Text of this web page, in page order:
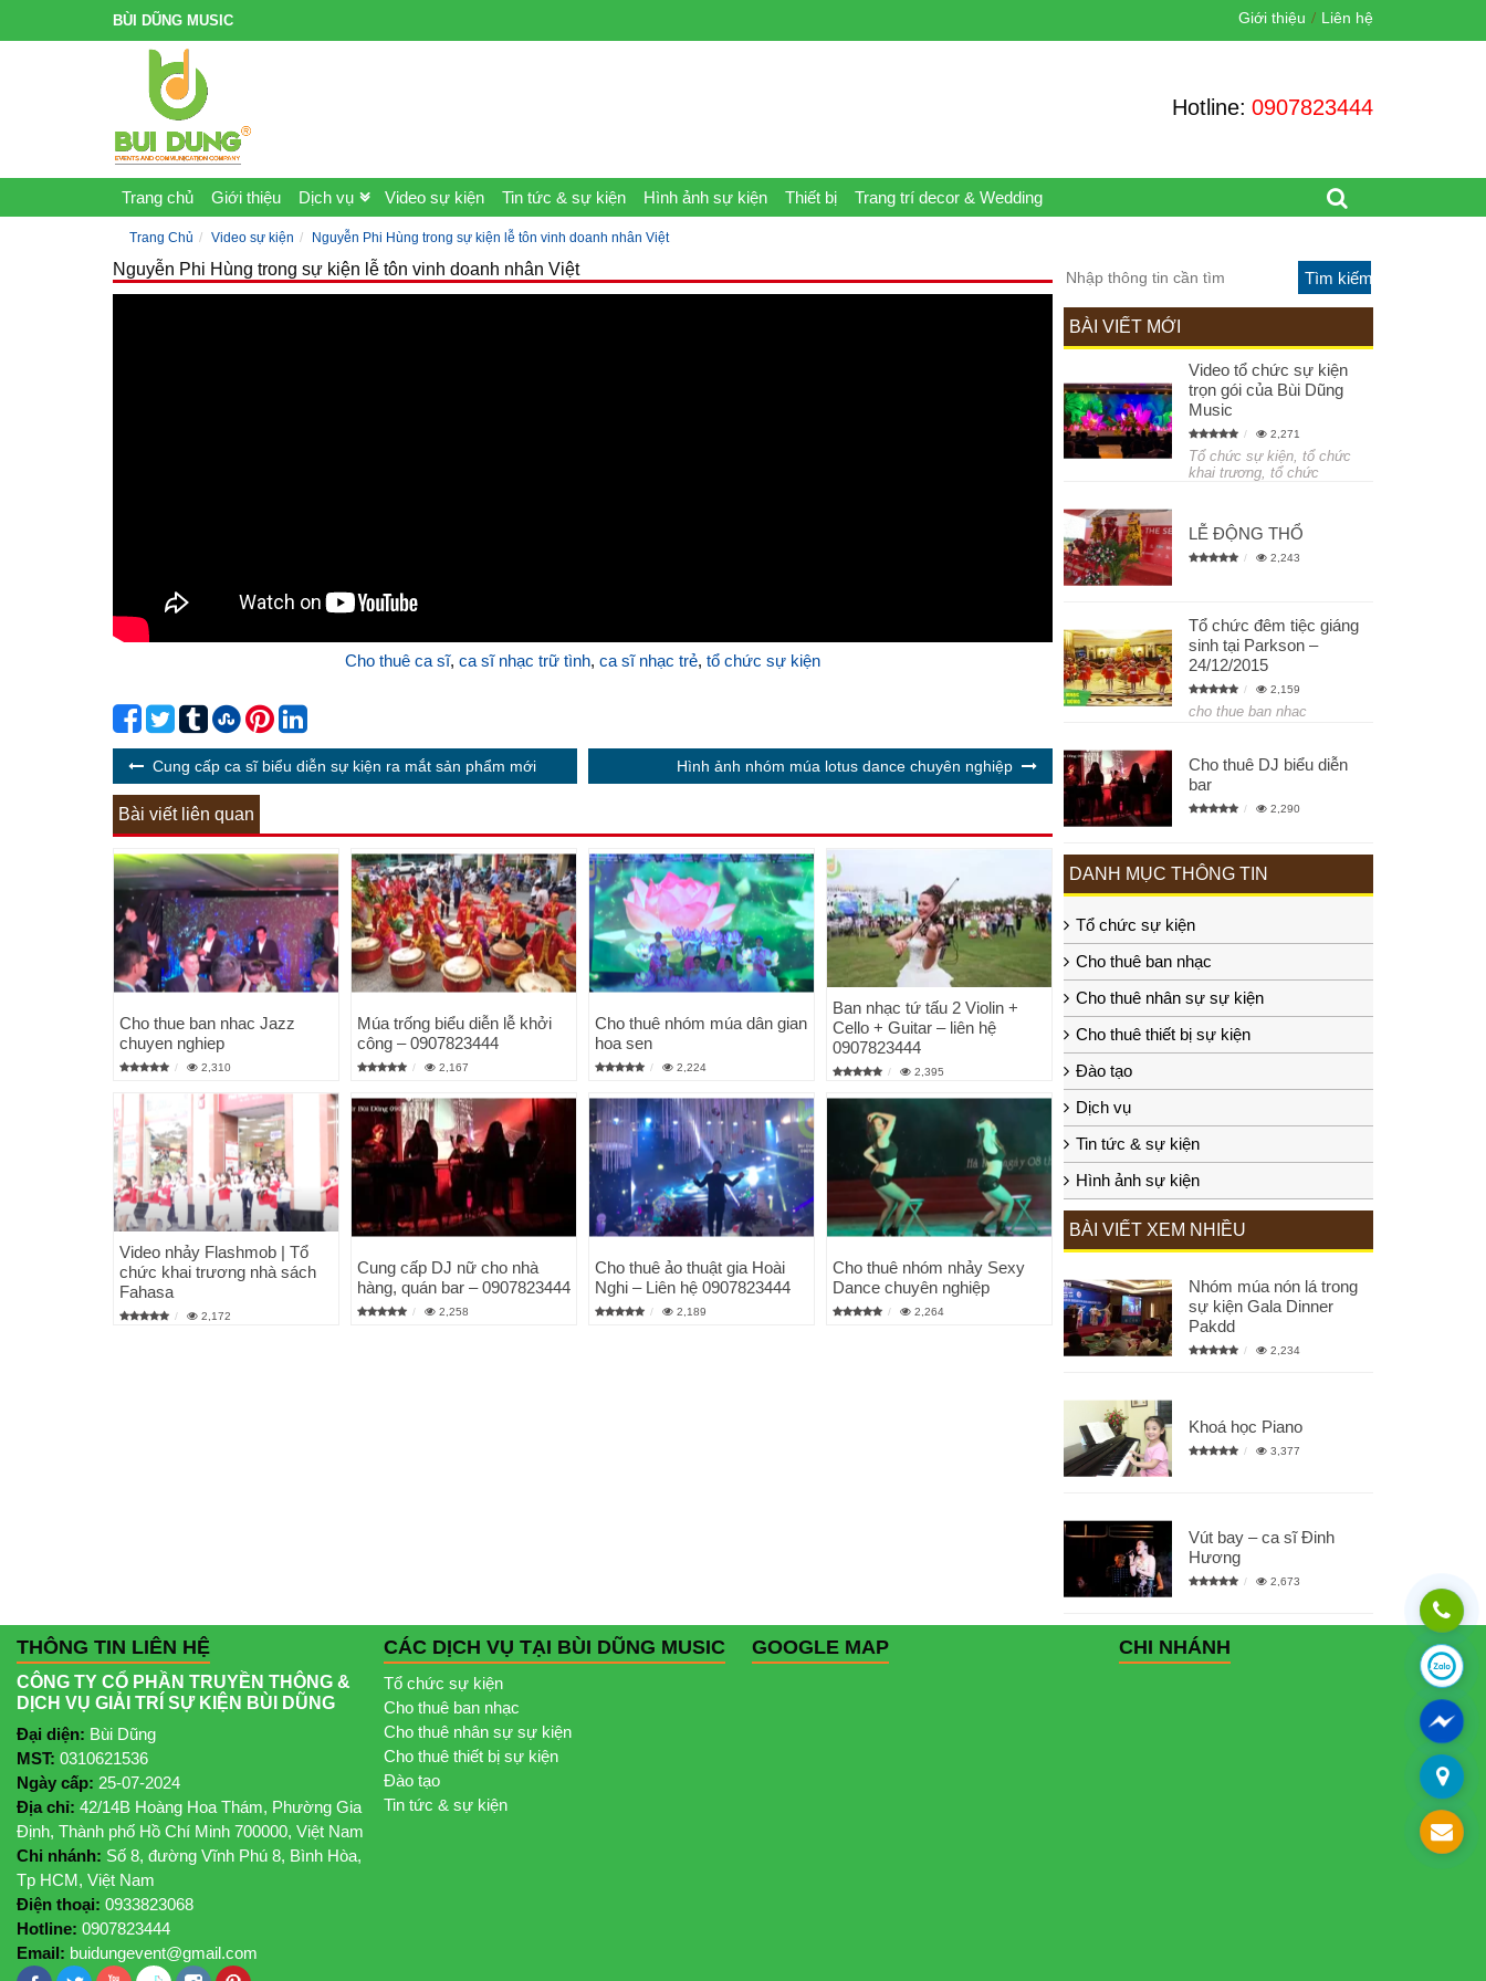
BÙI DŨNG MUSIC Giới thiệu Liên hệ
Hotline: 0907823444
Trang chủ Giới thiệu Dịch vụ Video sự kiện Tin tức & sự kiện Hình ảnh sự kiện Thiết bị Trang trí decor & Wedding
Trang Chủ Video sự kiện Nguyễn Phi Hùng trong sự kiện lễ tôn vinh doanh nhân Việt
Nguyễn Phi Hùng trong sự kiện lễ tôn vinh doanh nhân Việt
Cho thuê ca sĩ, ca sĩ nhạc trữ tình, ca sĩ nhạc trẻ, tổ chức sự kiện
Cung cấp ca sĩ biểu diễn sự kiện ra mắt sản phẩm mới Hình ảnh nhóm múa lotus dance chuyên nghiệp
Bài viết liên quan
Cho thue ban nhac Jazz
chuyen nghiep
2,310
Múa trống biểu diễn lễ khởi
công – 0907823444
2,167
Cho thuê nhóm múa dân gian
hoa sen
2,224
Ban nhạc tứ tấu 2 Violin +
Cello + Guitar – liên hệ
0907823444
2,395
Video nhảy Flashmob | Tổ
chức khai trương nhà sách
Fahasa
2,172
Cung cấp DJ nữ cho nhà
hàng, quán bar – 0907823444
2,258
Cho thuê ảo thuật gia Hoài
Nghi – Liên hệ 0907823444
2,189
Cho thuê nhóm nhảy Sexy
Dance chuyên nghiệp
2,264
BÀI VIẾT MỚI
Video tổ chức sự kiện
trọn gói của Bùi Dũng
Music
2,271
Tổ chức sự kiện, tổ chức
khai trương, tổ chức
LỄ ĐỘNG THỔ
2,243
Tổ chức đêm tiệc giáng
sinh tại Parkson –
24/12/2015
2,159
cho thue ban nhac
Cho thuê DJ biểu diễn
bar
2,290
DANH MỤC THÔNG TIN
Tổ chức sự kiện
Cho thuê ban nhạc
Cho thuê nhân sự sự kiện
Cho thuê thiết bị sự kiện
Đào tạo
Dịch vụ
Tin tức & sự kiện
Hình ảnh sự kiện
BÀI VIẾT XEM NHIỀU
Nhóm múa nón lá trong
sự kiện Gala Dinner
Pakdd
2,234
Khoá học Piano
3,377
Vút bay – ca sĩ Đinh
Hương
2,673
THÔNG TIN LIÊN HỆ
CÔNG TY CỔ PHẦN TRUYỀN THÔNG &
DỊCH VỤ GIẢI TRÍ SỰ KIỆN BÙI DŨNG
Đại diện: Bùi Dũng
MST: 0310621536
Ngày cấp: 25-07-2024
Địa chỉ: 42/14B Hoàng Hoa Thám, Phường Gia
Định, Thành phố Hồ Chí Minh 700000, Việt Nam
Chi nhánh: Số 8, đường Vĩnh Phú 8, Bình Hòa,
Tp HCM, Việt Nam
Điện thoại: 0933823068
Hotline: 0907823444
Email: buidungevent@gmail.com
CÁC DỊCH VỤ TẠI BÙI DŨNG MUSIC
Tổ chức sự kiện
Cho thuê ban nhạc
Cho thuê nhân sự sự kiện
Cho thuê thiết bị sự kiện
Đào tạo
Tin tức & sự kiện
GOOGLE MAP CHI NHÁNH